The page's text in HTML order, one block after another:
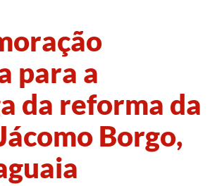
para a
da reforma da
Borgo,